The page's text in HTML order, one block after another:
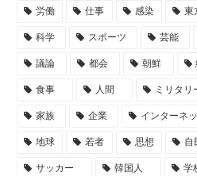
労働 仕事 感染 東
科学 スポーツ 芸能
議論 都会 朝鮮
食事 人間 ミリタリ
家族 企業 インターネ
地球 若者 思想 自
サッカー 韓国人 学